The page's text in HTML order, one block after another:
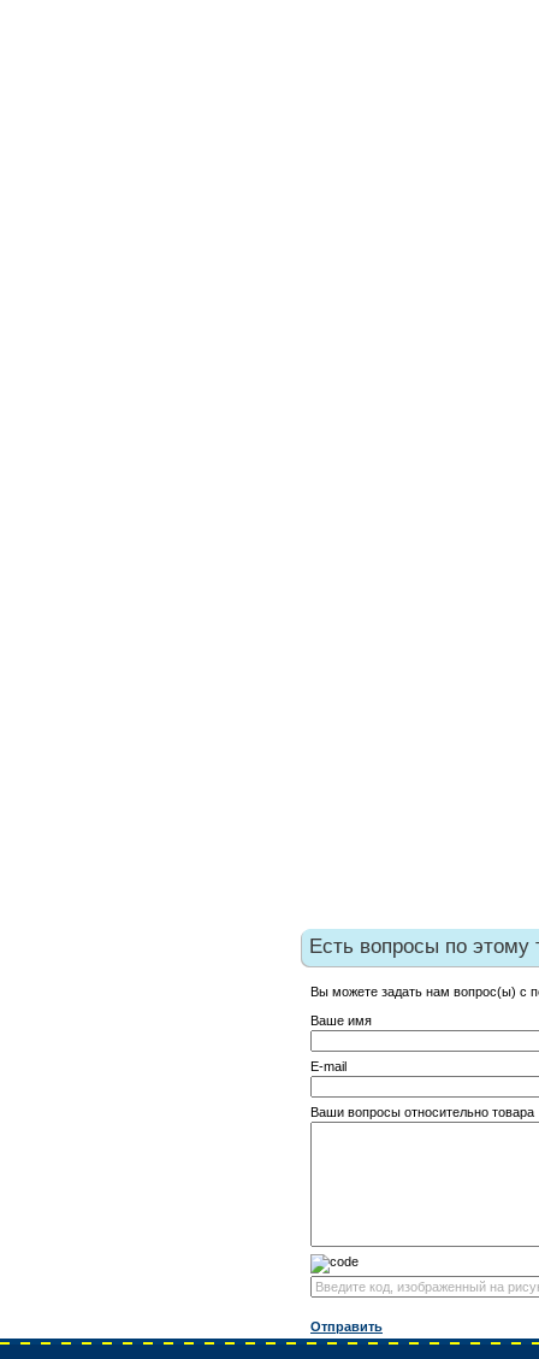
Есть вопросы по этому
Вы можете задать нам вопрос(ы)
Ваше имя
E-mail
Ваши вопросы относительно товара
Отправить